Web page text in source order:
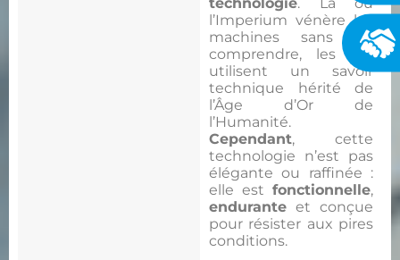
l’Imperium vénère les
machines sans les
comprendre, les Kin
utilisent un savoir
technique hérité de
l’Âge d’Or de
l’Humanité.
Cependant, cette
technologie n’est pas
élégante ou raffinée :
elle est fonctionnelle,
endurante et conçue
pour résister aux pires
conditions.